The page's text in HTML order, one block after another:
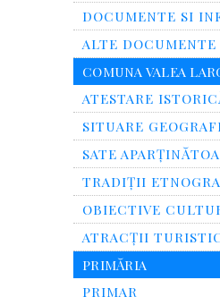
DOCUMENTE SI
ALTE DOCUMENTE
COMUNA VALEA
ATESTARE
SITUARE
SATE
TRADIȚII
OBIECTIVE
ATRACȚII
PRIMĂRIA
PRIMAR